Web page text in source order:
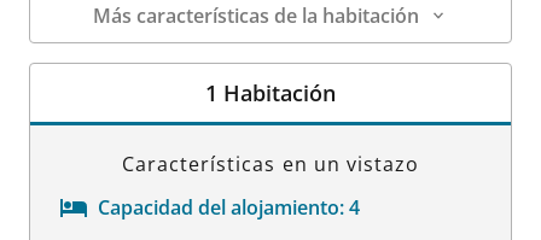
Más características de la habitación
Datos de la habitación
1 Habitación
Características en un vistazo
Capacidad del alojamiento:4